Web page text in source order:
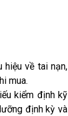
về tai nạn,
mua.
kiểm định kỹ
định kỳ và